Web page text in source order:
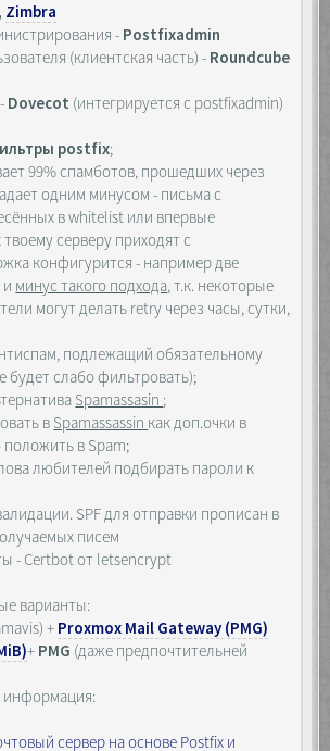
Zimbra
- Postfixadmin
(клиентская часть) - Roundcube
Dovecot (интегрируется с postfixadmin)
postfix;
99% спамботов, прошедших через
одним минусом - письма с
в whitelist или впервые
серверу приходят с
конфигурится - например две
минус такого подхода, т.к. некоторые
могут делать retry через часы, сутки,
подлежащий обязательному
будет слабо фильтровать);
Spamassasin ;
в Spamassassin как доп.очки в
положить в Spam;
любителей подбирать пароли к
SPF для отправки прописан в
писем
- Certbot от letsencrypt
варианты:
+ Proxmox Mail Gateway (PMG)
+ PMG (даже предпочтительней
информация:
сервер на основе Postfix и